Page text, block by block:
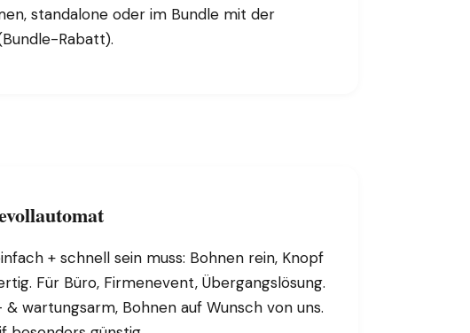
standalone oder im Bundle mit der
Rabatt).
+ schnell sein muss: Bohnen rein, Knopf
Für Büro, Firmenevent, Übergangslösung.
wartungsarm, Bohnen auf Wunsch von uns.